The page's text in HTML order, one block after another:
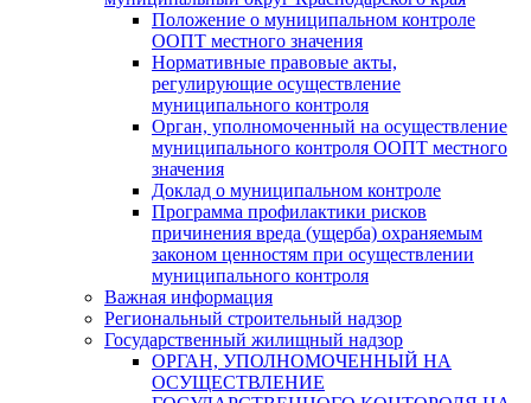
Положение о муниципальном контроле
ООПТ местного значения
Нормативные правовые акты,
регулирующие осуществление
муниципального контроля
Орган, уполномоченный на осуществление
муниципального контроля ООПТ местного
значения
Доклад о муниципальном контроле
Программа профилактики рисков
причинения вреда (ущерба) охраняемым
законом ценностям при осуществлении
муниципального контроля
Важная информация
Региональный строительный надзор
Государственный жилищный надзор
ОРГАН, УПОЛНОМОЧЕННЫЙ НА
ОСУЩЕСТВЛЕНИЕ